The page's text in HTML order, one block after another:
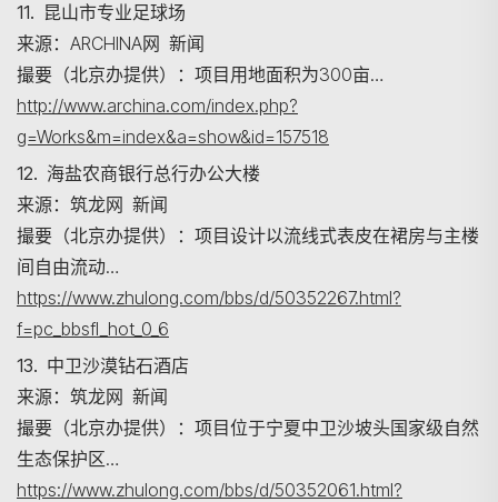
11. 昆山市专业足球场
来源：ARCHINA网 新闻
撮要（北京办提供）：项目用地面积为300亩…
http://www.archina.com/index.php?
g=Works&m=index&a=show&id=157518
12. 海盐农商银行总行办公大楼
来源：筑龙网 新闻
撮要（北京办提供）：项目设计以流线式表皮在裙房与主楼
间自由流动…
https://www.zhulong.com/bbs/d/50352267.html?
f=pc_bbsfl_hot_0_6
13. 中卫沙漠钻石酒店
来源：筑龙网 新闻
撮要（北京办提供）：项目位于宁夏中卫沙坡头国家级自然
生态保护区…
https://www.zhulong.com/bbs/d/50352061.html?